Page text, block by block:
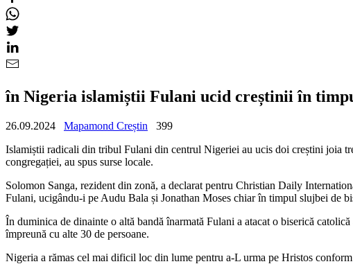
în Nigeria islamiștii Fulani ucid creștinii în
26.09.2024 Mapamond Creștin
399
Islamiștii radicali din tribul Fulani din centrul Nigeriei au ucis doi creștini joia
congregației, au spus surse locale.
Solomon Sanga, rezident din zonă, a declarat pentru Christian Daily
Fulani, ucigându-i pe Audu Bala și Jonathan Moses chiar în timpul slujbei de
În duminica de dinainte o altă bandă înarmată Fulani a atacat o biserică
împreună cu alte 30 de persoane.
Nigeria a rămas cel mai dificil loc din lume pentru a-L urma pe Hristos